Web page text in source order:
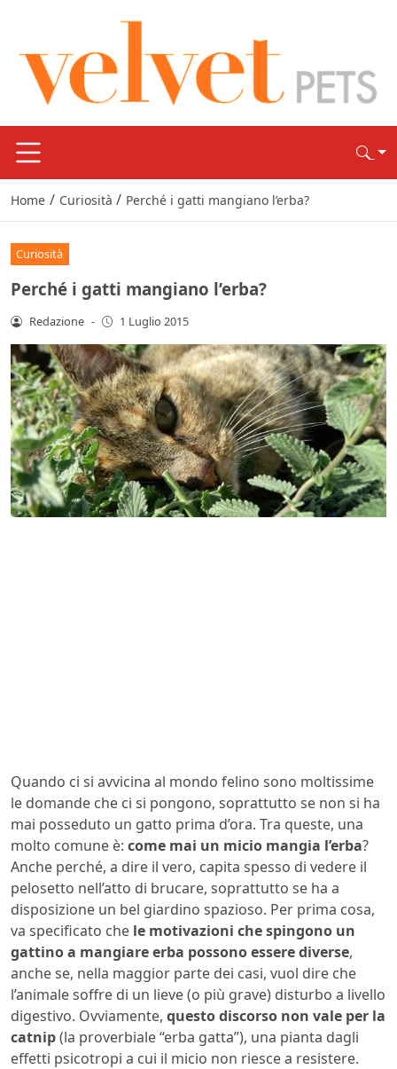
Home / Curiosità / Perché i gatti mangiano l’erba?
Curiosità
Perché i gatti mangiano l’erba?
Redazione - 1 Luglio 2015
Quando ci si avvicina al mondo felino sono moltissime
le domande che ci si pongono, soprattutto se non si ha
mai posseduto un gatto prima d’ora. Tra queste, una
molto comune è: come mai un micio mangia l’erba?
Anche perché, a dire il vero, capita spesso di vedere il
pelosetto nell’atto di brucare, soprattutto se ha a
disposizione un bel giardino spazioso. Per prima cosa,
va specificato che le motivazioni che spingono un
gattino a mangiare erba possono essere diverse,
anche se, nella maggior parte dei casi, vuol dire che
l’animale soffre di un lieve (o più grave) disturbo a livello
digestivo. Ovviamente, questo discorso non vale per la
catnip(la proverbiale “erba gatta”), una pianta dagli
effetti psicotropi a cui il micio non riesce a resistere.